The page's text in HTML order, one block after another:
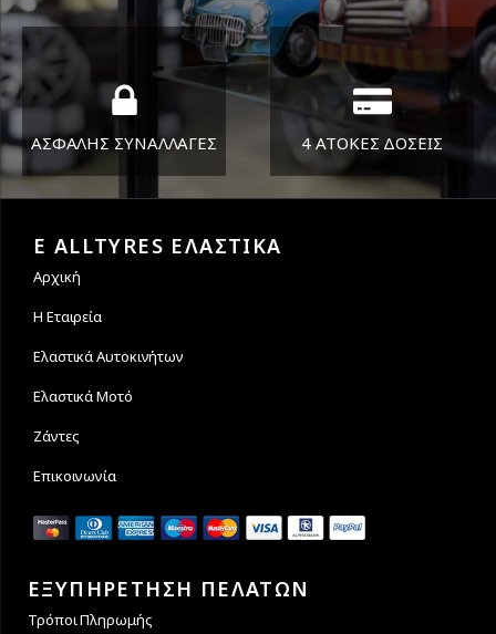
Όπου και αν είστε θα σας
στείλουμε τα ελαστικά σας
ΣΑΒ 8:30-13:30
ΑΣΦΑΛΗΣ ΣΥΝΑΛΛΑΓΕΣ 4 ΑΤΟΚΕΣ ΔΟΣΕΙΣ
E ALLTYRES ΕΛΑΣΤΙΚΑ
Αρχική
Η Εταιρεία
Ελαστικά Αυτοκινήτων
Ελαστικά Μοτό
Ζάντες
Επικοινωνία
ΕΞΥΠΗΡΕΤΗΣΗ ΠΕΛΑΤΩΝ
Τρόποι Πληρωμής